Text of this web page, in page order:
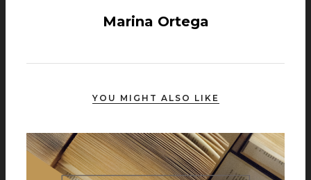
Marina Ortega
YOU MIGHT ALSO LIKE